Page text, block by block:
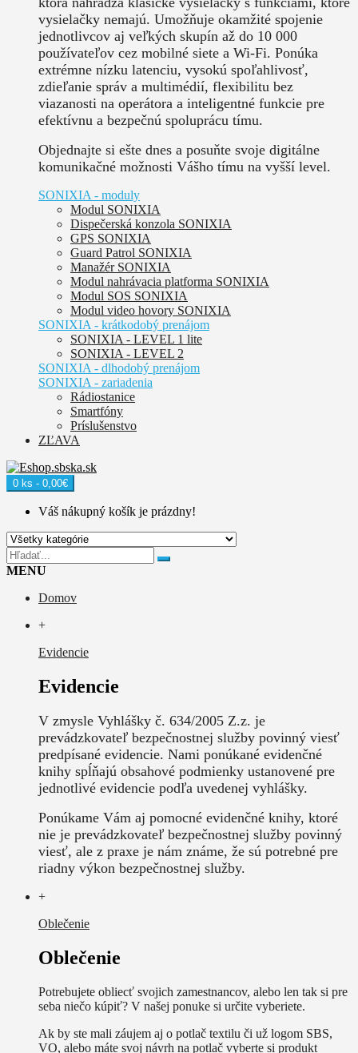
vysielačky nemajú. Umožňuje okamžité spojenie
jednotlivcov aj veľkých skupín až do 10 000
používateľov cez mobilné siete a Wi-Fi. Ponúka
extrémne nízku latenciu, vysokú spoľahlivosť,
zdieľanie správ a multimédií, flexibilitu bez
viazanosti na operátora a inteligentné funkcie pre
efektívnu a bezpečnú spoluprácu tímu.
Objednajte si ešte dnes a posuňte svoje digitálne
komunikačné možnosti Vášho tímu na vyšší level.
SONIXIA - moduly
Modul SONIXIA
Dispečerská konzola SONIXIA
GPS SONIXIA
Guard Patrol SONIXIA
Manažér SONIXIA
Modul nahrávacia platforma SONIXIA
Modul SOS SONIXIA
Modul video hovory SONIXIA
SONIXIA - krátkodobý prenájom
SONIXIA - LEVEL 1 lite
SONIXIA - LEVEL 2
SONIXIA - dlhodobý prenájom
SONIXIA - zariadenia
Rádiostanice
Smartfóny
Príslušenstvo
ZĽAVA
0 ks - 0,00€
Váš nákupný košík je prázdny!
MENU
Domov
+
Evidencie
Evidencie
V zmysle Vyhlášky č. 634/2005 Z.z. je
prevádzkovateľ bezpečnostnej služby povinný viesť
predpísané evidencie. Nami ponúkané evidenčné
knihy spĺňajú obsahové podmienky ustanovené pre
jednotlivé evidencie podľa uvedenej vyhlášky.
Ponúkame Vám aj pomocné evidenčné knihy, ktoré
nie je prevádzkovateľ bezpečnostnej služby povinný
viesť, ale z praxe je nám známe, že sú potrebné pre
riadny výkon bezpečnostnej služby.
+
Oblečenie
Oblečenie
Potrebujete obliecť svojich zamestnancov, alebo len tak si pre
seba niečo kúpiť? V našej ponuke si určite vyberiete.
Ak by ste mali záujem aj o potlač textilu či už logom SBS,
VO, alebo máte svoj návrh na potlač vyberte si produkt